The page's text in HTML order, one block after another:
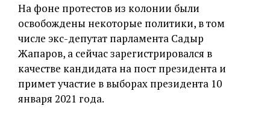
На фоне протестов из колонии были
освобождены некоторые политики, в том
числе экс-депутат парламента Садыр
Жапаров, а сейчас зарегистрировался в
качестве кандидата на пост президента и
примет участие в выборах президента 10
января 2021 года.